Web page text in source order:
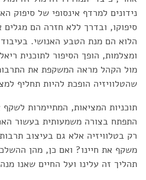
נידונים למרדף אינסופי של סיפוק
סיפוקו, ובדרך ללא חזרה הם מגלים
הלוא הם מנת הטבע האנושי.
ומצלמות, הופך הסיפור לתוכנית
מול הקהל מראה המשקפת את
שהטלוויזיה הופכת להיות תחליף
תוכניות המציאות, המתיימרות
התפתח בצורה משמעותית בעשור
רק בטלוויזיה אלא גם בעיצוב
משקף את חיינו? ואם כן, מהן
תהליך זה עלינו ועל החיים שאנו